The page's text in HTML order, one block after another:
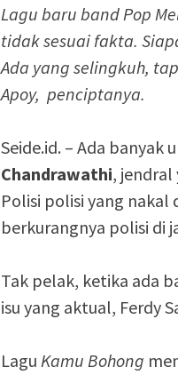
Lagu baru band Pop
tidak sesuai fakta.
Ada yang selingkuh,
Apoy, penciptanya.
Seide.id. – Ada banyak
Chandrawathi, jendral
Polisi polisi yang
berkurangnya polisi di
Tak pelak, ketika ada
isu yang aktual, Ferdy
Lagu Kamu Bohong